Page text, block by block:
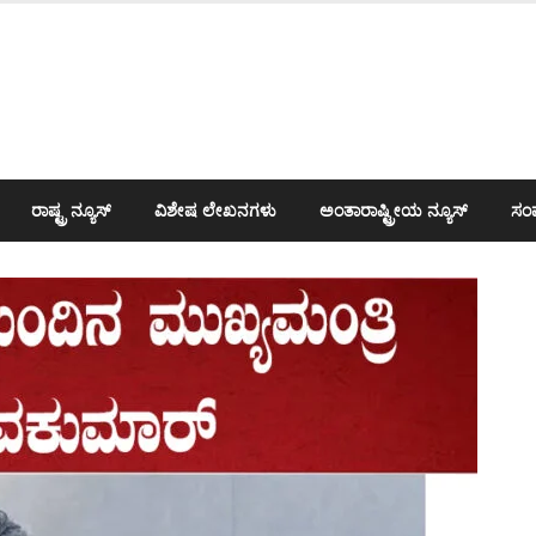
ರಾಷ್ಟ್ರ ನ್ಯೂಸ್ ವಿಶೇಷ ಲೇಖನಗಳು ಅಂತಾರಾಷ್ಟ್ರೀಯ ನ್ಯೂಸ್